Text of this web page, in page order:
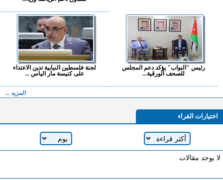
رئيس "النواب" يؤكد دعم المجلس
للصحف الورقية...
لجنة فلسطين النيابية تدين الاعتداء
على كنيسة مار الياس ...
المزيد ...
اختيارات القراء
لا يوجد مقالات